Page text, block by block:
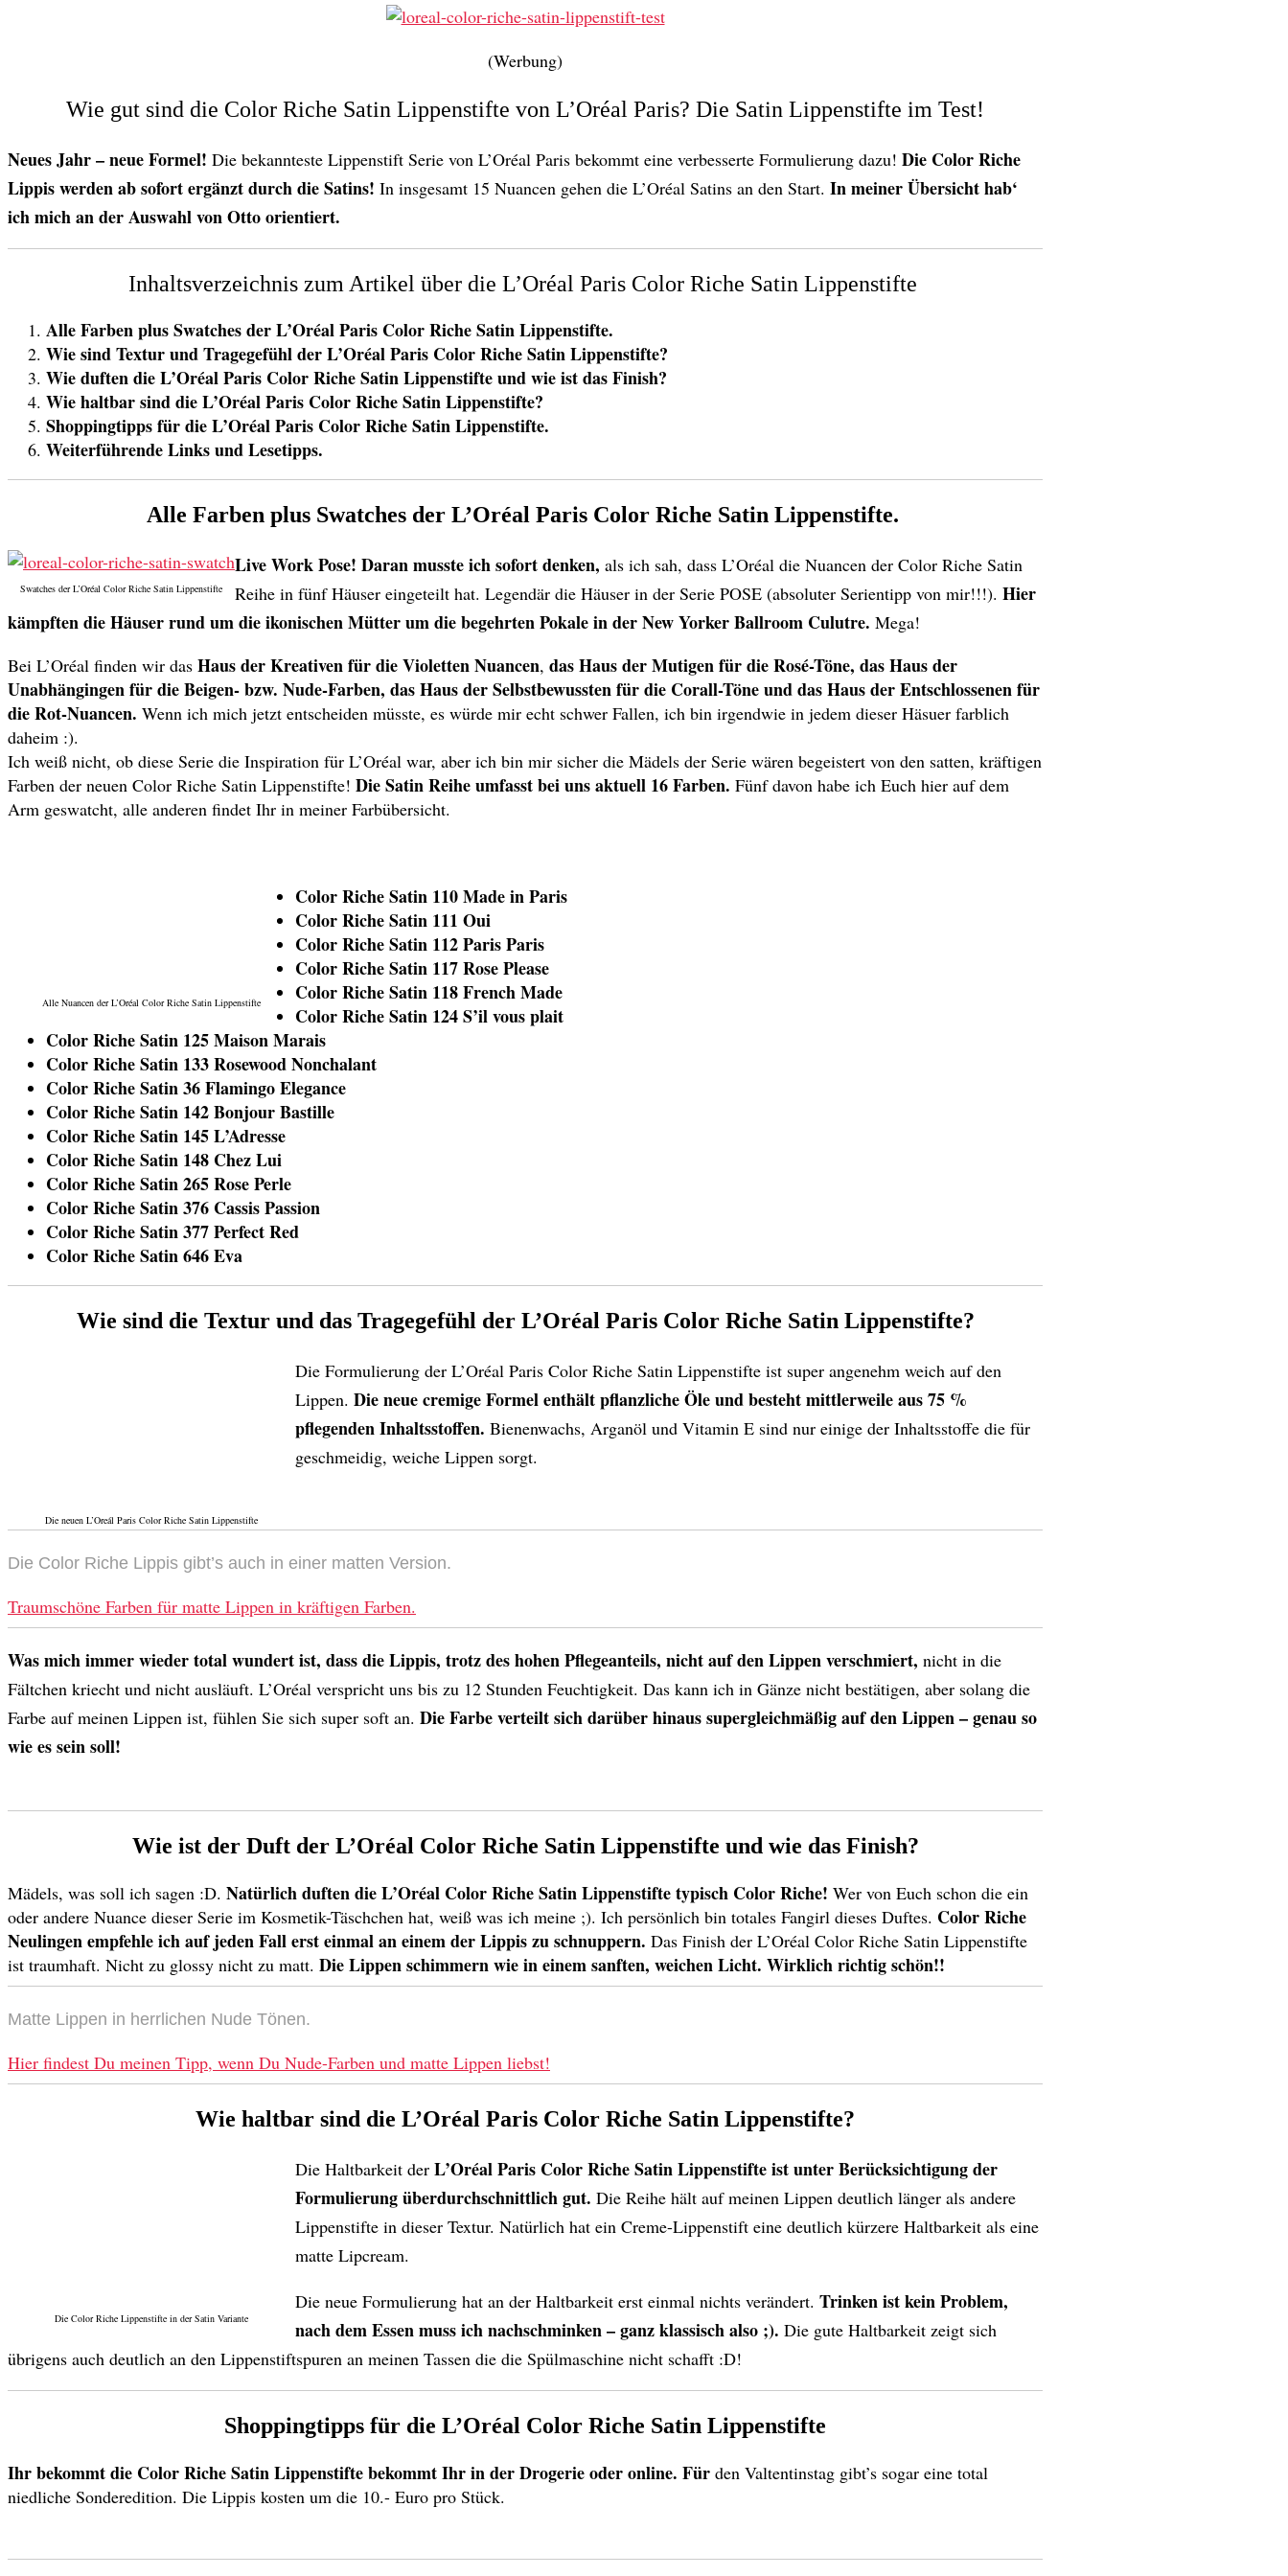
(Werbung)
Wie gut sind die Color Riche Satin Lippenstifte von L’Oréal Paris? Die Satin Lippenstifte im Test!
Neues Jahr – neue Formel! Die bekannteste Lippenstift Serie von L’Oréal Paris bekommt eine verbesserte Formulierung dazu! Die Color Riche
Lippis werden ab sofort ergänzt durch die Satins! In insgesamt 15 Nuancen gehen die L’Oréal Satins an den Start. In meiner Übersicht hab‘
ich mich an der Auswahl von Otto orientiert.
Inhaltsverzeichnis zum Artikel über die L’Oréal Paris Color Riche Satin Lippenstifte
Alle Farben plus Swatches der L’Oréal Paris Color Riche Satin Lippenstifte.
Wie sind Textur und Tragegefühl der L’Oréal Paris Color Riche SatinLippenstifte?
Wie duften die L’Oréal Paris Color Riche SatinLippenstifte und wie ist das Finish?
Wie haltbar sind die L’Oréal Paris Color Riche SatinLippenstifte?
Shoppingtipps für die L’Oréal Paris Color Riche SatinLippenstifte.
Weiterführende Links und Lesetipps.
Alle Farben plus Swatches der L’Oréal Paris Color Riche Satin Lippenstifte.
Swatches der L’Oréal Color Riche Satin Lippenstifte
Live Work Pose! Daran musste ich sofort denken, als ich sah, dass L’Oréal die Nuancen der Color Riche Satin
Reihe in fünf Häuser eingeteilt hat. Legendär die Häuser in der Serie POSE (absoluter Serientipp von mir!!!). Hier
kämpften die Häuser rund um die ikonischen Mütter um die begehrten Pokale in der New Yorker Ballroom Culutre. Mega!
Bei L’Oréal finden wir das Haus der Kreativen für die Violetten Nuancen, das Haus der Mutigen für die Rosé-Töne, das Haus der
Unabhängingen für die Beigen- bzw. Nude-Farben, das Haus der Selbstbewussten für die Corall-Töne und das Haus der Entschlossenen für
die Rot-Nuancen. Wenn ich mich jetzt entscheiden müsste, es würde mir echt schwer Fallen, ich bin irgendwie in jedem dieser Häsuer farblich
daheim :).
Ich weiß nicht, ob diese Serie die Inspiration für L’Oréal war, aber ich bin mir sicher die Mädels der Serie wären begeistert von den satten, kräftigen
Farben der neuen Color Riche Satin Lippenstifte! Die Satin Reihe umfasst bei uns aktuell 16 Farben. Fünf davon habe ich Euch hier auf dem
Arm geswatcht, alle anderen findet Ihr in meiner Farbübersicht.
Alle Nuancen der L’Oréal Color Riche Satin Lippenstifte
Color Riche Satin 110 Made in Paris
Color Riche Satin 111 Oui
Color Riche Satin 112 Paris Paris
Color Riche Satin 117 Rose Please
Color Riche Satin 118 French Made
Color Riche Satin 124 S’il vous plait
Color Riche Satin 125 Maison Marais
Color Riche Satin 133 Rosewood Nonchalant
Color Riche Satin36 Flamingo Elegance
Color Riche Satin 142 Bonjour Bastille
Color Riche Satin 145 L’Adresse
Color Riche Satin 148 Chez Lui
Color Riche Satin265 Rose Perle
Color Riche Satin376 Cassis Passion
Color Riche Satin377 Perfect Red
Color Riche Satin646 Eva
Wie sind die Textur und das Tragegefühl der L’Oréal Paris Color Riche Satin Lippenstifte?
Die neuen L’Oreál Paris Color Riche Satin Lippenstifte
Die Formulierung der L’Oréal Paris Color Riche Satin Lippenstifte ist super angenehm weich auf den
Lippen. Die neue cremige Formel enthält pflanzliche Öle und besteht mittlerweile aus 75 %
pflegenden Inhaltsstoffen. Bienenwachs, Arganöl und Vitamin E sind nur einige der Inhaltsstoffe die für
geschmeidig, weiche Lippen sorgt.
Die Color Riche Lippis gibt’s auch in einer matten Version.
Traumschöne Farben für matte Lippen in kräftigen Farben.
Was mich immer wieder total wundert ist, dass die Lippis, trotz des hohen Pflegeanteils, nicht auf den Lippen verschmiert, nicht in die
Fältchen kriecht und nicht ausläuft. L’Oréal verspricht uns bis zu 12 Stunden Feuchtigkeit. Das kann ich in Gänze nicht bestätigen, aber solang die
Farbe auf meinen Lippen ist, fühlen Sie sich super soft an. Die Farbe verteilt sich darüber hinaus supergleichmäßig auf den Lippen – genau so
wie es sein soll!
Wie ist der Duft der L’Oréal Color Riche Satin Lippenstifte und wie das Finish?
Mädels, was soll ich sagen :D. Natürlich duften die L’Oréal Color Riche Satin Lippenstifte typisch Color Riche! Wer von Euch schon die ein
oder andere Nuance dieser Serie im Kosmetik-Täschchen hat, weiß was ich meine ;). Ich persönlich bin totales Fangirl dieses Duftes. Color Riche
Neulingen empfehle ich auf jeden Fall erst einmal an einem der Lippis zu schnuppern. Das Finish der L’Oréal Color Riche Satin Lippenstifte
ist traumhaft. Nicht zu glossy nicht zu matt. Die Lippen schimmern wie in einem sanften, weichen Licht. Wirklich richtig schön!!
Matte Lippen in herrlichen Nude Tönen.
Hier findest Du meinen Tipp, wenn Du Nude-Farben und matte Lippen liebst!
Wie haltbar sind die L’Oréal Paris Color Riche Satin Lippenstifte?
Die Color Riche Lippenstifte in der Satin Variante
Die Haltbarkeit der L’Oréal Paris Color Riche Satin Lippenstifte ist unter Berücksichtigung der
Formulierung überdurchschnittlich gut. Die Reihe hält auf meinen Lippen deutlich länger als andere
Lippenstifte in dieser Textur. Natürlich hat ein Creme-Lippenstift eine deutlich kürzere Haltbarkeit als eine
matte Lipcream.
Die neue Formulierung hat an der Haltbarkeit erst einmal nichts verändert. Trinken ist kein Problem,
nach dem Essen muss ich nachschminken – ganz klassisch also ;). Die gute Haltbarkeit zeigt sich
übrigens auch deutlich an den Lippenstiftspuren an meinen Tassen die die Spülmaschine nicht schafft :D!
Shoppingtipps für die L’Oréal Color Riche Satin Lippenstifte
Ihr bekommt die Color Riche Satin Lippenstifte bekommt Ihr in der Drogerie oder online. Für den Valtentinstag gibt’s sogar eine total
niedliche Sonderedition. Die Lippis kosten um die 10.- Euro pro Stück.